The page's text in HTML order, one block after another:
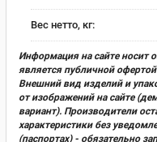
Вес нетто, кг:
Информация на сайте носит
является публичной
Внешний вид изделий и
от изображений на сайте
вариант). Производители
характеристики без
(паспортах) - обязательно